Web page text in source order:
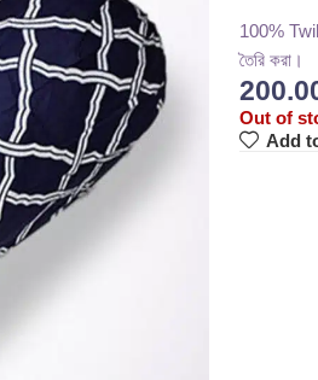
100% Twill
তৈরি করা।
Out of
Add